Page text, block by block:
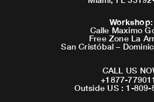
Workshop:
Calle Maximo
Free Zone La
San Cristóbal –
CALL US
+1877-
Outside US : 1-809-